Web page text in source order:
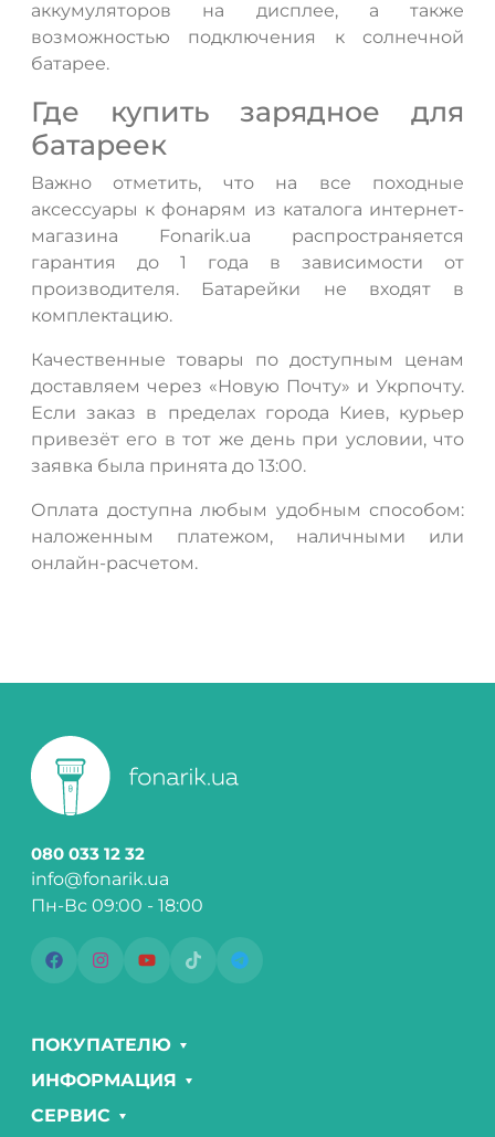
аккумуляторов на дисплее, а также
возможностью подключения к солнечной
батарее.
Где купить зарядное для
батареек
Важно отметить, что на все походные
аксессуары к фонарям из каталога интернет-
магазина Fonarik.ua распространяется
гарантия до 1 года в зависимости от
производителя. Батарейки не входят в
комплектацию.
Качественные товары по доступным ценам
доставляем через «Новую Почту» и Укрпочту.
Если заказ в пределах города Киев, курьер
привезёт его в тот же день при условии, что
заявка была принята до 13:00.
Оплата доступна любым удобным способом:
наложенным платежом, наличными или
онлайн-расчетом.
080 033 12 32
info@fonarik.ua
Пн-Вс 09:00 - 18:00
ПОКУПАТЕЛЮ
ИНФОРМАЦИЯ
СЕРВИС